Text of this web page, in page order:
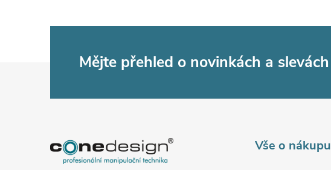
Mějte přehled o novinkách a slevách
Vše o nákupu